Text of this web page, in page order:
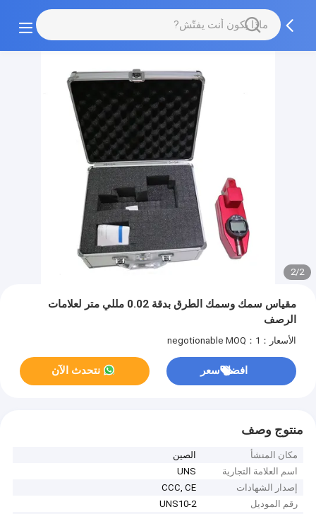
2/2
مقياس سمك وسمك الطرق بدقة 0.02 مللي متر لعلامات
الرصف
الأسعار：negotionable MOQ：1
افضل سعر نتحدث الآن
منتوج وصف
مكان المنشأ
الصين
اسم العلامة التجارية
UNS
إصدار الشهادات
CCC, CE
رقم الموديل
UNS10-2